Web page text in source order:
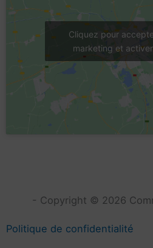
Cliquez pour
marketing et
- Copyright © 2026
Politique de confidentialité